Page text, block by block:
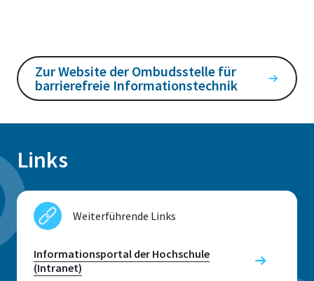
Zur Website der Ombudsstelle für
barrierefreie Informationstechnik
Links
Weiterführende Links
Informationsportal der Hochschule
(Intranet)